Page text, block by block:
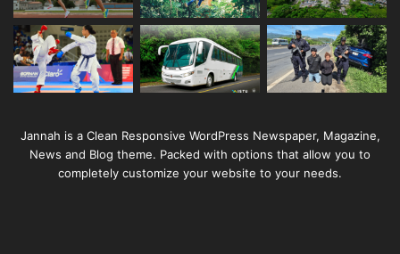
Jannah is a Clean Responsive WordPress Newspaper, Magazine,
News and Blog theme. Packed with options that allow you to
completely customize your website to your needs.